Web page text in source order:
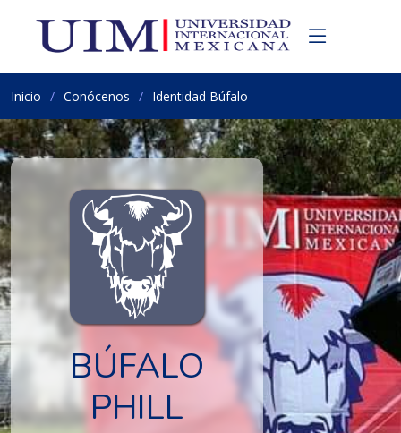
Inicio Conócenos Identidad Búfalo
BÚFALO
PHILL